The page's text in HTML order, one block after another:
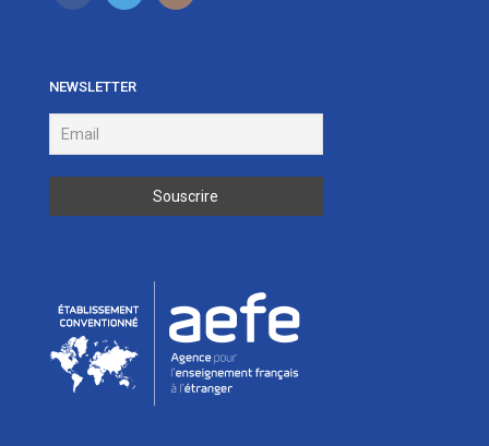
NEWSLETTER